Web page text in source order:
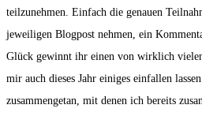
teilzunehmen. Einfach die genauen
jeweiligen Blogpost nehmen, ein
Glück gewinnt ihr einen von wirklich
mir auch dieses Jahr einiges einfallen
zusammengetan, mit denen ich bereits